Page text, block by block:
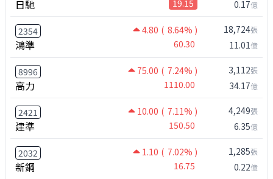
日馳 19.15 0.17億
2354 4.80 ( 8.64% )
鴻準 60.30
18,724張
11.01億
8996 75.00 ( 7.24% )
高力 1110.00
3,112張
34.17億
2421 10.00 ( 7.11% )
建準 150.50
4,249張
6.35億
2032 1.10 ( 7.02% )
新鋼 16.75
1,285張
0.22億